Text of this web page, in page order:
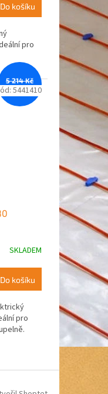
Do košíku
pro
5 214 Kč
–12 %
SKLADEM
Do košíku
pro
5441410